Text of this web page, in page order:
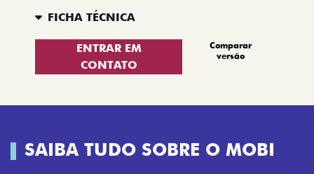
FICHA TÉCNICA
ENTRAR EM
CONTATO
Comparar
versão
SAIBA TUDO SOBRE O MOBI